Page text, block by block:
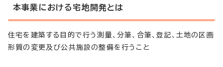
本事業における宅地開発とは
住宅を建築する目的で行う測量、分筆、合筆、登記、土地の区画
形質の変更及び公共施設の整備を行うこと